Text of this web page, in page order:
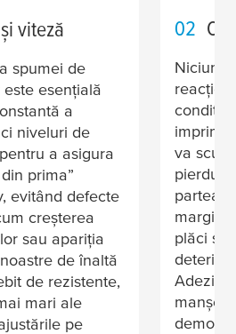
viteză
spumei de
esențială
a
niveluri de
a asigura
prima”
evitând defecte
creșterea
sau apariția
de înaltă
de rezistente,
mari ale
pe
02
Niciun
va scuti
pierdut.
partea
plăci și,
Adezivii